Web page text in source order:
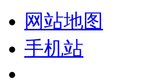
网站地图
手机站